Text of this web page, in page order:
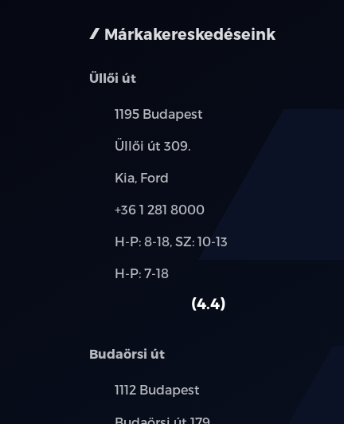
Márkakereskedéseink
Üllői út
Település:
1195 Budapest
Cím:
Üllői út 309.
Márkák:
Kia, Ford
Telefon:
+36 1 281 8000
Új-
használt
H-P: 8-18, SZ: 10-13
Alkatrész,
H-P: 7-18
4.4
Budaörsi út
Település:
1112 Budapest
Cím: